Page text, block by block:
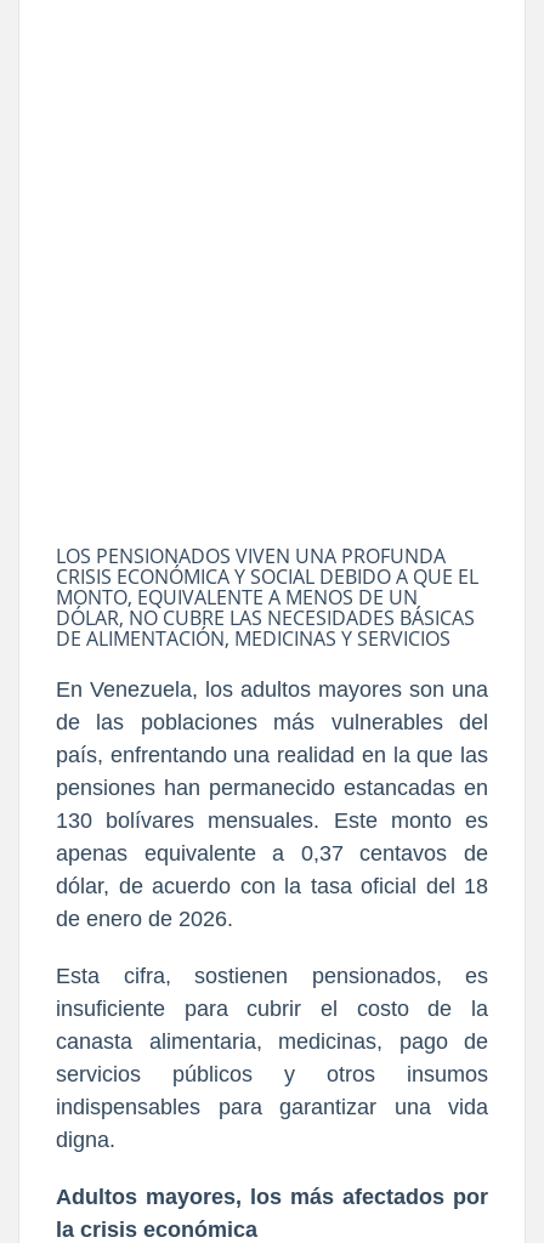
LOS PENSIONADOS VIVEN UNA PROFUNDA
CRISIS ECONÓMICA Y SOCIAL DEBIDO A QUE EL
MONTO, EQUIVALENTE A MENOS DE UN
DÓLAR, NO CUBRE LAS NECESIDADES BÁSICAS
DE ALIMENTACIÓN, MEDICINAS Y SERVICIOS
En Venezuela, los adultos mayores son una
de las poblaciones más vulnerables del
país, enfrentando una realidad en la que las
pensiones han permanecido estancadas en
130 bolívares mensuales. Este monto es
apenas equivalente a 0,37 centavos de
dólar, de acuerdo con la tasa oficial del 18
de enero de 2026.
Esta cifra, sostienen pensionados, es
insuficiente para cubrir el costo de la
canasta alimentaria, medicinas, pago de
servicios públicos y otros insumos
indispensables para garantizar una vida
digna.
Adultos mayores, los más afectados por
la crisis económica